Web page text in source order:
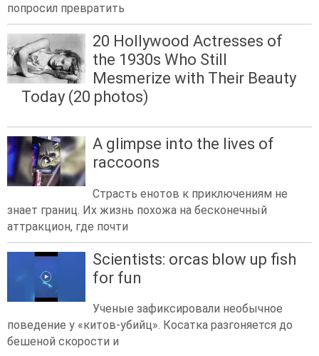
попросил превратить
20 Hollywood Actresses of
the 1930s Who Still
Mesmerize with Their Beauty
Today (20 photos)
A glimpse into the lives of
raccoons
Страсть енотов к приключениям не
знает границ. Их жизнь похожа на бесконечный
аттракцион, где почти
Scientists: orcas blow up fish
for fun
Ученые зафиксировали необычное
поведение у «китов-убийц». Косатка разгоняется до
бешеной скорости и